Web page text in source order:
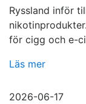
Ryssland inför
för cigg och e-
Läs mer
2026-06-17